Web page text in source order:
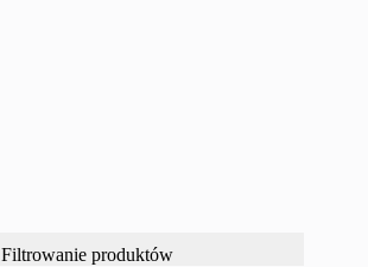
Filtrowanie produktów